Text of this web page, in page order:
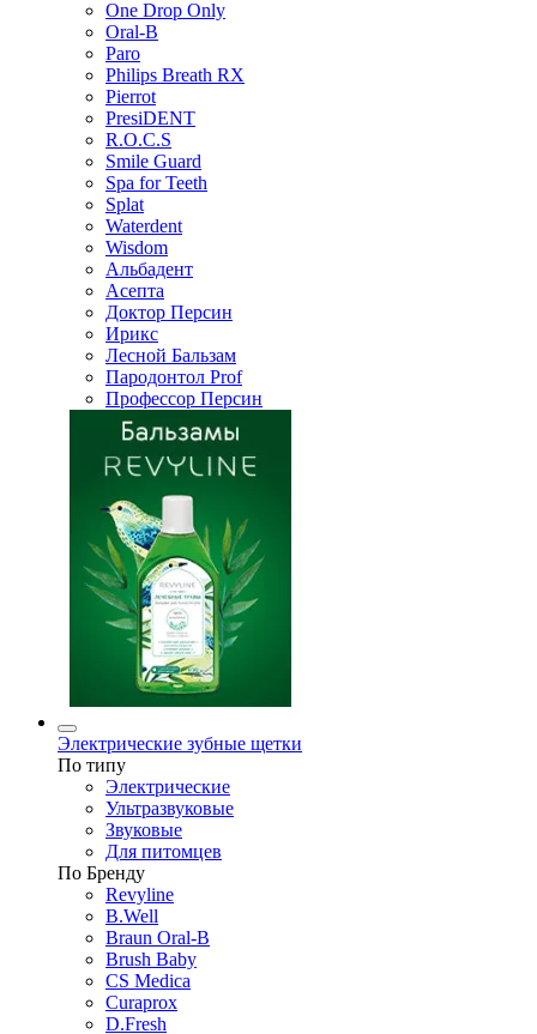
One Drop Only
Oral-B
Paro
Philips Breath RX
Pierrot
PresiDENT
R.O.C.S
Smile Guard
Spa for Teeth
Splat
Waterdent
Wisdom
Альбадент
Асепта
Доктор Персин
Ирикс
Лесной Бальзам
Пародонтол Prof
Профессор Персин
Электрические зубные щетки
По типу
Электрические
Ультразвуковые
Звуковые
Для питомцев
По Бренду
Revyline
B.Well
Braun Oral-B
Brush Baby
CS Medica
Curaprox
D.Fresh